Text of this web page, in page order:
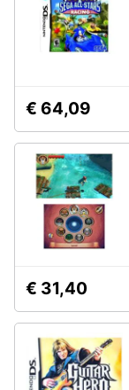
€ 64,09
€ 31,40